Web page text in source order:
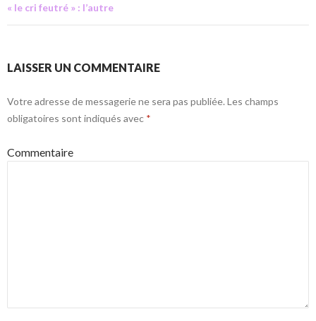
« le cri feutré » : l’autre
LAISSER UN COMMENTAIRE
Votre adresse de messagerie ne sera pas publiée. Les champs
obligatoires sont indiqués avec *
Commentaire